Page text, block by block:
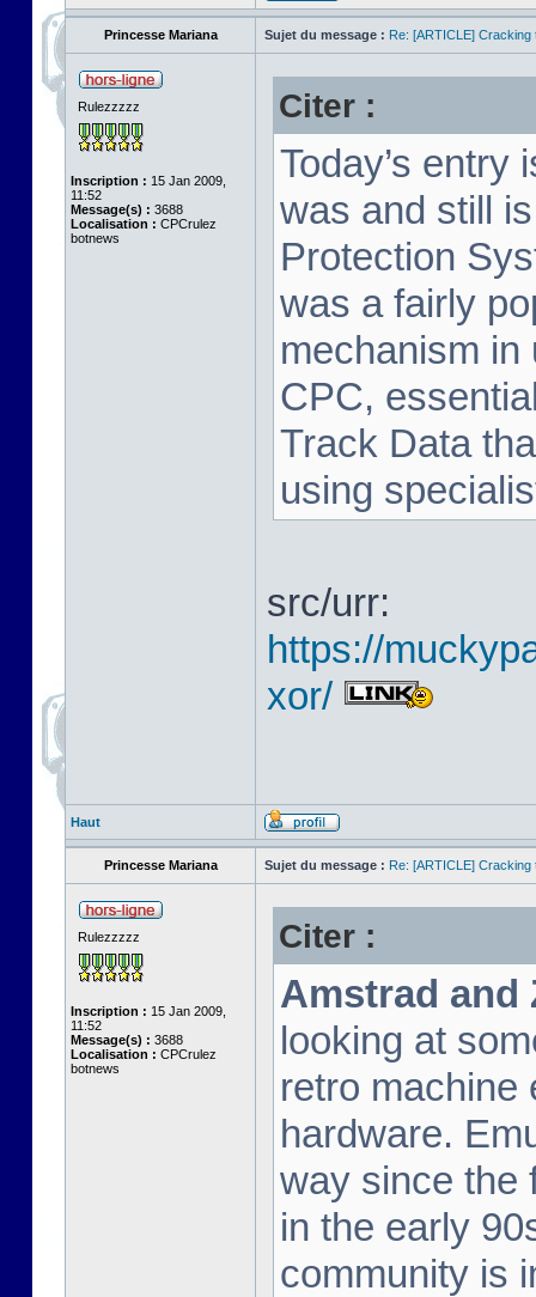
Princesse Mariana Sujet du message : Re: [ARTICLE] Cracking
Rulezzzzz
Inscription : 15 Jan 2009,
11:52
Message(s) : 3688
Localisation : CPCrulez
botnews
Citer :
Today’s entry
was and still
Protection
was a fairly
mechanism in
CPC,
Track Data
using
src/urr:
https://
xor/
Haut
Princesse Mariana Sujet du message : Re: [ARTICLE] Cracking
Rulezzzzz
Inscription : 15 Jan 2009,
11:52
Message(s) : 3688
Localisation : CPCrulez
botnews
Citer :
Amstrad and
looking at
retro machine
hardware.
way since the
in the early
community is